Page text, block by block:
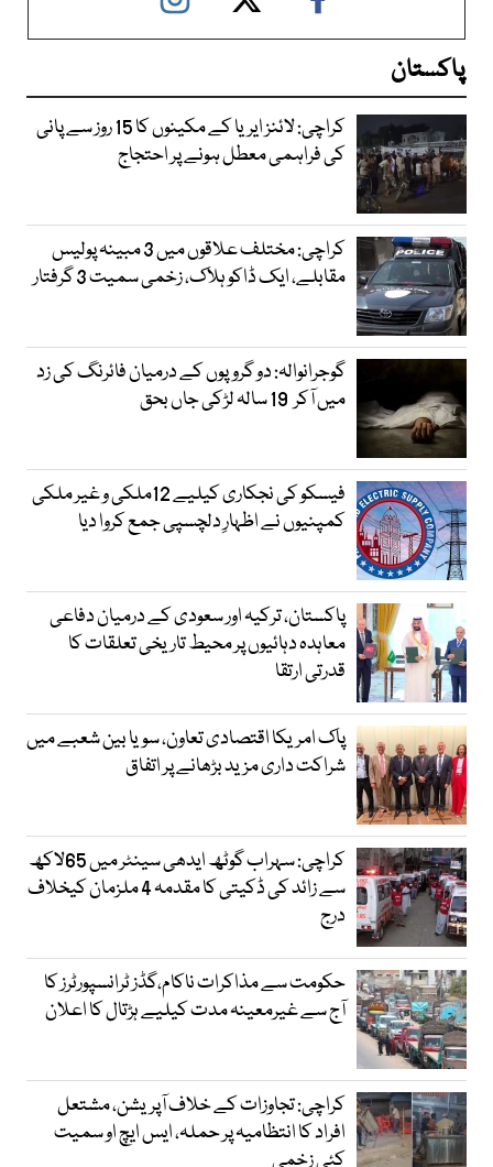
پاکستان
کراچی: لائنز ایریا کے مکینوں کا 15 روز سے پانی
کی فراہمی معطل ہونے پر احتجاج
کراچی: مختلف علاقوں میں 3 مبینہ پولیس
مقابلے، ایک ڈاکو ہلاک، زخمی سمیت 3 گرفتار
گوجرانوالہ: دو گروپوں کے درمیان فائرنگ کی زد
میں آکر 19 سالہ لڑکی جاں بحق
فیسکو کی نجکاری کیلیے 12ملکی و غیر ملکی
کمپنیوں نے اظہارِ دلچسپی جمع کروا دیا
پاکستان، ترکیہ اور سعودی کے درمیان دفاعی
معاہدہ دہائیوں پر محیط تاریخی تعلقات کا
قدرتی ارتقا
پاک امریکا اقتصادی تعاون، سویا بین شعبے میں
شراکت داری مزید بڑھانے پر اتفاق
کراچی: سہراب گوٹھ ایدھی سینٹر میں 65لاکھ
سے زائد کی ڈکیتی کا مقدمہ 4 ملزمان کیخلاف
درج
حکومت سے مذاکرات ناکام،گڈز ٹرانسپورٹرز کا
آج سے غیرمعینہ مدت کیلیے ہڑتال کا اعلان
کراچی: تجاوزات کے خلاف آپریشن، مشتعل
افراد کا انتظامیہ پر حملہ، ایس ایچ او سمیت
کئی زخمی